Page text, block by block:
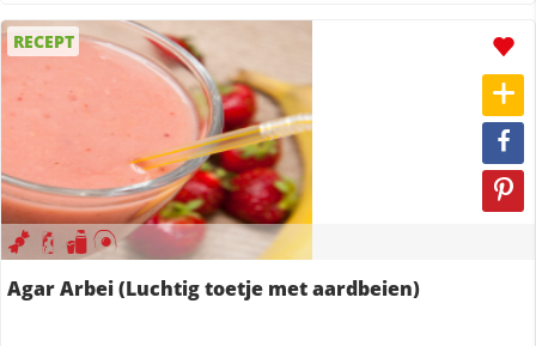
RECEPT
Agar Arbei (Luchtig toetje met aardbeien)